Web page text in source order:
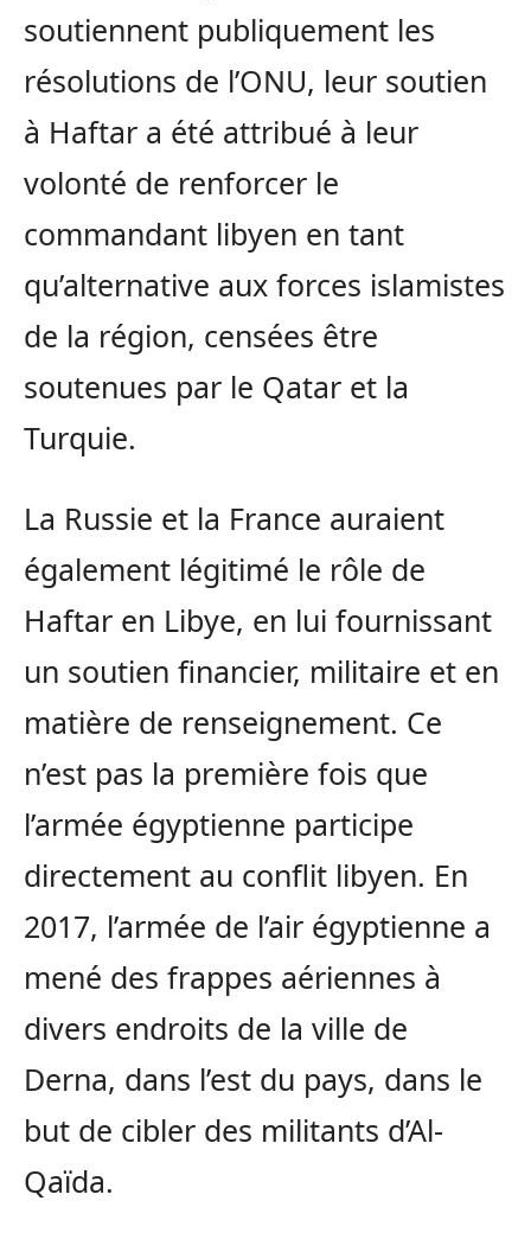
soutiennent publiquement les
résolutions de l’ONU, leur soutien
à Haftar a été attribué à leur
volonté de renforcer le
commandant libyen en tant
qu’alternative aux forces islamistes
de la région, censées être
soutenues par le Qatar et la
Turquie.
La Russie et la France auraient
également légitimé le rôle de
Haftar en Libye, en lui fournissant
un soutien financier, militaire et en
matière de renseignement. Ce
n’est pas la première fois que
l’armée égyptienne participe
directement au conflit libyen. En
2017, l’armée de l’air égyptienne a
mené des frappes aériennes à
divers endroits de la ville de
Derna, dans l’est du pays, dans le
but de cibler des militants d’Al-
Qaïda.